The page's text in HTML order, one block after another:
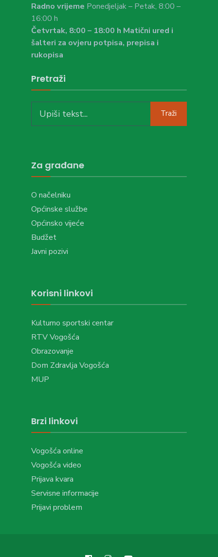
Radno vrijeme Ponedjeljak – Petak, 8:00 –
16:00 h
Četvrtak, 8:00 – 18:00 h Matični ured i
šalteri za ovjeru potpisa, prepisa i
rukopisa
Pretraži
for:
Traži
Za građane
O načelniku
Općinske službe
Općinsko vijeće
Budžet
Javni pozivi
Korisni linkovi
Kulturno sportski centar
RTV Vogošća
Obrazovanje
Dom Zdravlja Vogošća
MUP
Brzi linkovi
Vogošća online
Vogošća video
Prijava kvara
Servisne informacije
Prijavi problem